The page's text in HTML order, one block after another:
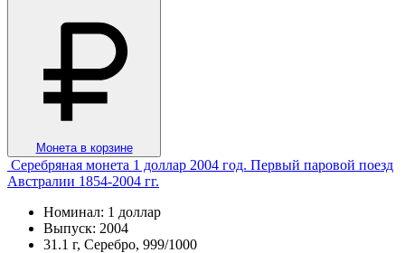
Монета в корзине
Серебряная монета 1 доллар 2004 год. Первый паровой поезд
Австралии 1854-2004 гг.
Номинал: 1 доллар
Выпуск: 2004
31.1 г, Серебро, 999/1000